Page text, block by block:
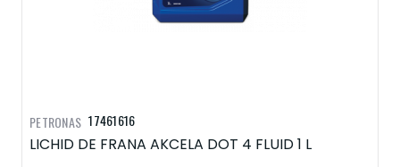
17461616
LICHID DE FRANA AKCELA DOT 4 FLUID 1 L
PETRONAS